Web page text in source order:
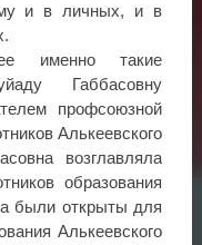
и в личных, и в
именно такие
Габбасовну
профсоюзной
Алькеевского
возглавляла
образования
были открыты для
Алькеевского